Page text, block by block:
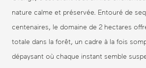
nature calme et préservée. Entouré de
centenaires, le domaine de 2 hectares
totale dans la forêt, un cadre à la fois
dépaysant où chaque instant semble